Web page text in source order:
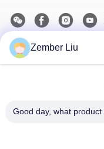
Notre newsletter
Zember Liu
Good day, what